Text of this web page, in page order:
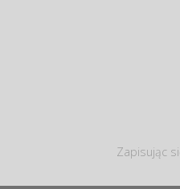
Zapisując